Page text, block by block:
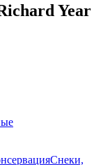
Year
Снеки,